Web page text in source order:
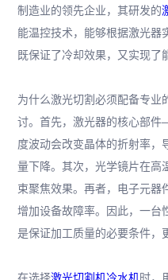
制造业的领先企业，其研发的
能温控技术，能够根据激光器
既保证了冷却效果，又实现了
为什么激光切割必须配备专业
讨。首先，激光器的核心部
度波动会改变晶体的折射率，
量下降。其次，光学镜片在高
束聚焦效果。再者，电子元器
增加设备故障率。因此，一台
是保证加工质量的必要条件，